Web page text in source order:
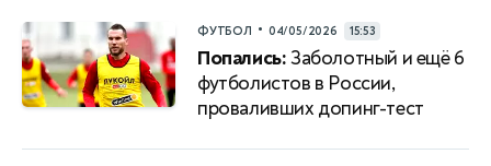
ФУТБОЛ • 04/05/2026 15:53
Попались:Заболотный и ещё 6
футболистов в России,
проваливших допинг-тест